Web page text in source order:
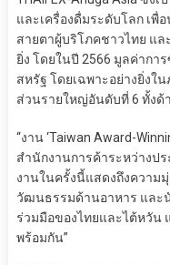
และเครื่องดื่มระดับโลก เพื่
สายตาผู้บริโภคชาวไทย แ
ยิ่ง โดยในปี 2566 มูลค่ากา
สหรัฐ โดยเฉพาะอย่างยิ่งใ
ส่วนรายใหญ่อันดับที่ 6 ทั้งด้
“งาน ‘Taiwan Award-
สำนักงานการค้าระหว่างปร
งานในครั้งนี้แสดงถึงความ
วัฒนธรรมด้านอาหาร และ
ร่วมมือของไทยและไต้หวัน
พร้อมกัน”